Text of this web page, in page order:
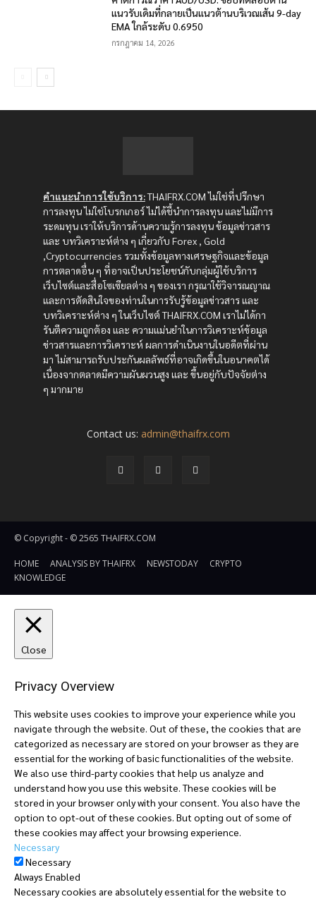
แนวรับเดิมที่กลายเป็นแนวต้านบริเวณเส้น 9-day
EMA ใกล้ระดับ 0.6950
กรกฎาคม 14, 2026
คำแนะนำการใช้บริการ:THAIFRX.COM ไม่ใช่ที่ปรึกษา
การลงทุน ไม่ใช่โบรกเกอร์ ไม่ได้ชี้นำการลงทุน และไม่มีการ
ระดมทุน เราให้บริการด้านความรู้การลงทุน ข้อมูลข่าวสาร
และ บทวิเคราะห์ต่าง ๆ เกี่ยวกับ Forex , Gold
,Cryptocurrencies รวมทั้งข้อมูลทางเศรษฐกิจและข้อมูล
การตลาดอื่น ๆ ที่อาจเป็นประโยชน์กับกลุ่มผู้ใช้บริการ
เว็บไซต์และสื่อโซเซียลต่าง ๆ ของเรา กรุณาใช้วิจารณญาณ
และการตัดสินใจของท่านในการรับรู้ข้อมูลข่าวสาร และ
บทวิเคราะห์ต่าง ๆ ในเว็บไซต์ THAIFRX.COM เราไม่ได้กา
รันตีความถูกต้อง และ ความแม่นยำในการวิเคราะห์ข้อมูล
ข่าวสารและการวิเคราะห์ ผลการดำเนินงานในอดีตที่ผ่าน
มา ไม่สามารถรับประกันผลลัพธ์ที่อาจเกิดขึ้นในอนาคตได้
เนื่องจากตลาดมีความผันผวนสูง และ ขึ้นอยู่กับปัจจัยต่าง
ๆ มากมาย
Contact us: admin@thaifrx.com
© Copyright - © 2565 THAIFRX.COM
HOME ANALYSIS BY THAIFRX NEWSTODAY
CRYPTO
KNOWLEDGE
Close
Privacy Overview
This website uses cookies to improve your experience while you
navigate through the website. Out of these, the cookies that are
categorized as necessary are stored on your browser as they are
essential for the working of basic functionalities of the website.
We also use third-party cookies that help us analyze and
understand how you use this website. These cookies will be
stored in your browser only with your consent. You also have the
option to opt-out of these cookies. But opting out of some of
these cookies may affect your browsing experience.
Necessary
Necessary
Always Enabled
Necessary cookies are absolutely essential for the website to